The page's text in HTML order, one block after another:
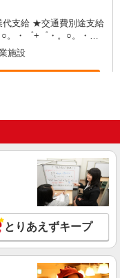
支給 ★交通費別途支給
お友達を紹介
有) ★月2回払
）★ ゜・。○。・゜
施設
ショップの携帯販売ス
円 試用期間あり 6
能力による 【試用
322000 円
モール座間店 神奈川県
イオンモール座間3F
詳細を見る
とりあえずキープ